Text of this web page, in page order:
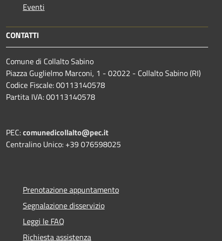
Eventi
CONTATTI
Comune di Collalto Sabino
Piazza Guglielmo Marconi, 1 - 02022 - Collalto Sabino (RI)
Codice Fiscale: 00113140578
Partita IVA: 00113140578
PEC:comunedicollalto@pec.it
Centralino Unico: +39 076598025
Prenotazione appuntamento
Segnalazione disservizio
Leggi le FAQ
Richiesta assistenza